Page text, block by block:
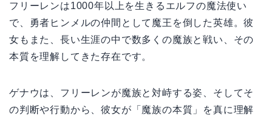
フリーレンは1000年以上を生きるエルフの魔法使い
で、勇者ヒンメルの仲間として魔王を倒した英雄。彼
女もまた、長い生涯の中で数多くの魔族と戦い、その
本質を理解してきた存在です。
ゲナウは、フリーレンが魔族と対峙する姿、そしてそ
の判断や行動から、彼女が「魔族の本質」を真に理解